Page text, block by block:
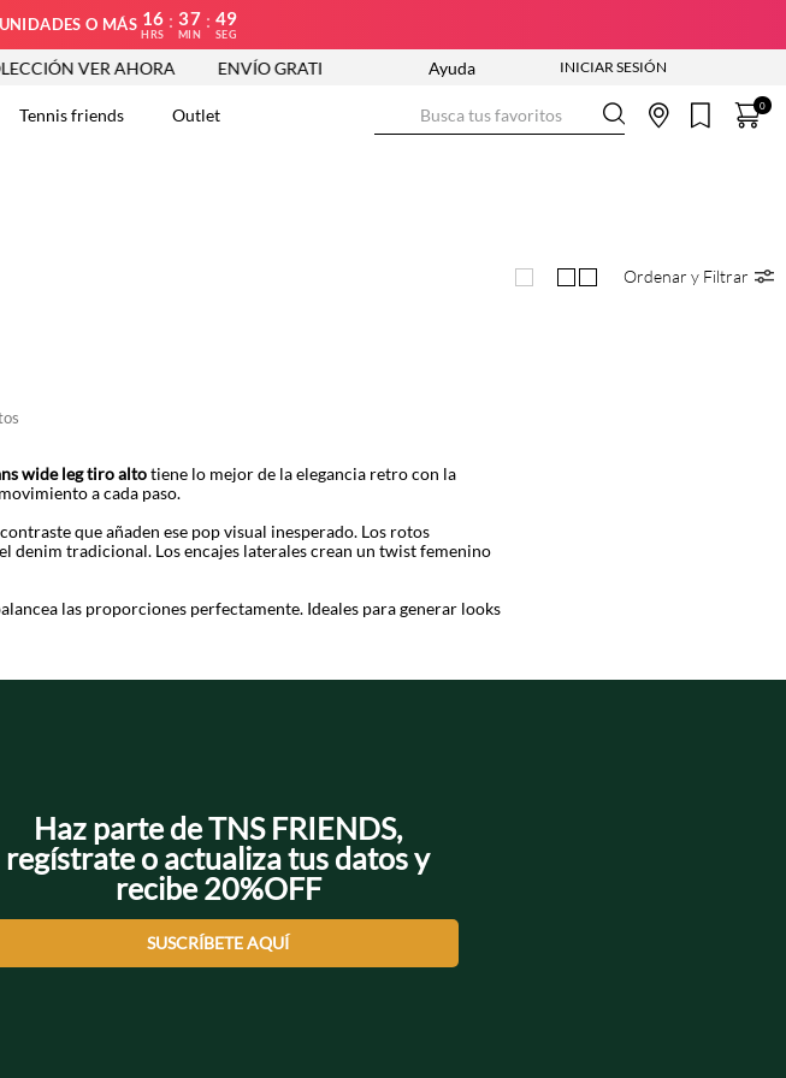
O MÁS 16
HRS
: 37
MIN
: 49
SEG
VER AHORA ENVÍO GRATIS DESDE $250.000 NUEVA COLECCIÓN ENTRA YA
Ayuda
Tennis friends Outlet 0
Ordenar y Filtrar
wide leg tiro altotiene lo mejor de la elegancia retro con la
a cada paso.
que añaden ese pop visual inesperado. Los rotos
denim tradicional. Los encajes laterales crean un twist femenino
las proporciones perfectamente. Ideales para generar looks
Envío gratis desde $250.000 y recibe en la puerta de tu casa.
Haz parte de TNS FRIENDS,
regístrate o actualiza tus datos y
recibe 20%OFF
SUSCRÍBETE AQUÍ